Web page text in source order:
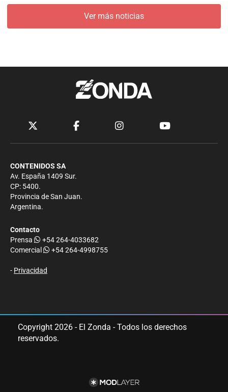
Ver más noticias
CONTENIDOS SA
Av. España 1409 Sur.
CP: 5400.
Provincia de San Juan.
Argentina.
Contacto
Prensa
+54 264-4033682
Comercial
+54 264-4998755
- Privacidad
Copyright 2026 - El Zonda - Todos los derechos
reservados.